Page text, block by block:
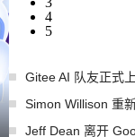
4
5
Gitee AI 队友正式
Simon Willison 重
Jeff Dean 离开